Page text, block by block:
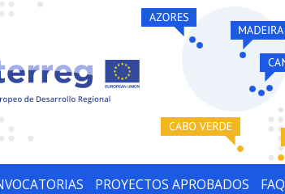
PROYECTOS APROBADOS FAQ